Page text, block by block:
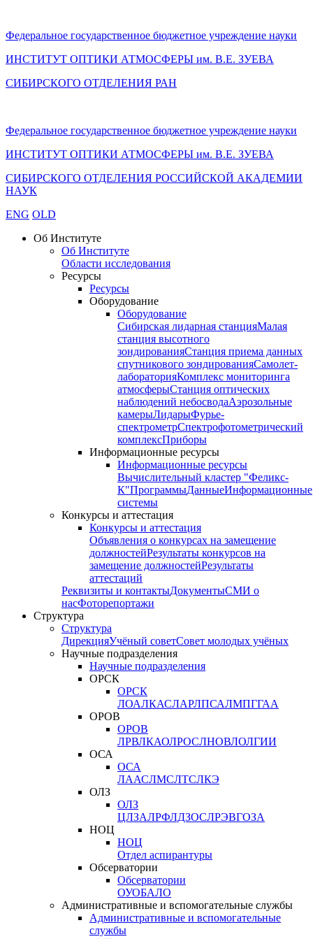
Федеральное государственное бюджетное учреждение науки
ИНСТИТУТ ОПТИКИ АТМОСФЕРЫ им. В.Е. ЗУЕВА
СИБИРСКОГО ОТДЕЛЕНИЯ РАН
Федеральное государственное бюджетное учреждение науки
ИНСТИТУТ ОПТИКИ АТМОСФЕРЫ им. В.Е. ЗУЕВА
СИБИРСКОГО ОТДЕЛЕНИЯ РОССИЙСКОЙ АКАДЕМИИ
НАУК
ENG OLD
Об Институте
Об Институте
Области исследования
Ресурсы
Ресурсы
Оборудование
Оборудование
Сибирская лидарная станцияМалая
станция высотного
зондированияСтанция приема данных
спутникового зондированияСамолет-
лабораторияКомплекс мониторинга
атмосферыСтанция оптических
наблюдений небосводаАэрозольные
камерыЛидарыФурье-
спектрометрСпектрофотометрический
комплексПриборы
Информационные ресурсы
Информационные ресурсы
Вычислительный кластер "Феликс-
К"ПрограммыДанныеИнформационные
системы
Конкурсы и аттестация
Конкурсы и аттестация
Объявления о конкурсах на замещение
должностейРезультаты конкурсов на
замещение должностейРезультаты
аттестаций
Реквизиты и контактыДокументыСМИ о
насФоторепортажи
Структура
Структура
ДирекцияУчёный советСовет молодых учёных
Научные подразделения
Научные подразделения
ОРСК
ОРСК
ЛОАЛКАСЛАРЛПСАЛМПГГАА
ОРОВ
ОРОВ
ЛРВЛКАОЛРОСЛНОВЛОЛГИИ
ОСА
ОСА
ЛААСЛМСЛТСЛКЭ
ОЛЗ
ОЛЗ
ЦЛЗАЛРФЛДЗОСЛРЭВГОЗА
НОЦ
НОЦ
Отдел аспирантуры
Обсерватории
Обсерватории
ОУОБАЛО
Административные и вспомогательные службы
Административные и вспомогательные
службы